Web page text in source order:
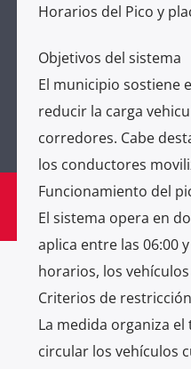
Horarios del Pico y
Objetivos del sistema
El municipio sostiene
reducir la carga
corredores. Cabe
los conductores
Funcionamiento del
El sistema opera en
aplica entre las 06:00
horarios, los
Criterios de restricción
La medida organiza
circular los vehículos